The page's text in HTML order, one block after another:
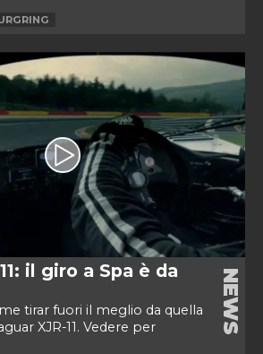
il giro a Spa è da
tirar fuori il meglio da quella
XJR-11. Vedere per
NEWS